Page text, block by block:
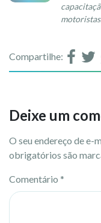
Compartilhe:
Deixe um
O seu endereço de e-
obrigatórios são
Comentário *